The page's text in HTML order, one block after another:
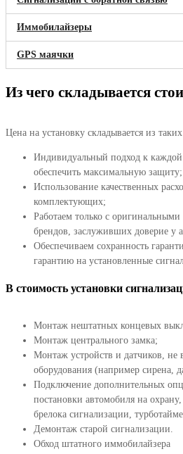
Иммобилайзеры
GPS маячки
Из чего складывается
Цена на установку складывается из
Индивидуальный подход к
обеспечить максимальную защиту;
Использование качественных
комплектующих;
Работаем только с
брендов, заслуживших доверие у
Обеспечиваем сохранность
гарантию на установленные
В стоимость установки
Монтаж нештатных концевых
Монтаж центрального замка;
Монтаж устройств и датчиков, не
оборудования (например сирена,
Подключение дополнительных
постановки автомобиля на
брелока сигнализации,
Демонтаж старой сигнализации.
Обход штатного иммобилайзера